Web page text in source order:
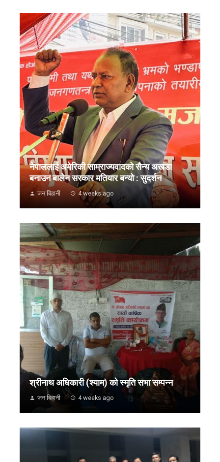
नेपाललाई अमेरिकी साम्राज्यवादको सैन्य अखडा
बनाउन बालेन सरकार मतियार बन्यो : सुदर्शन
जन बिहानी 4 weeks ago
श्रीनाथ अधिकारी (श्याम) को स्मृति सभा सम्पन्न
जन बिहानी 4 weeks ago